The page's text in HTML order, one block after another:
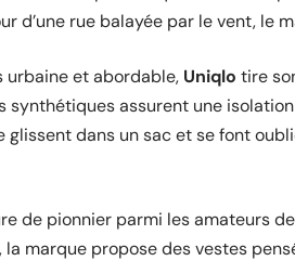
d’une rue balayée par le vent, le
urbaine et abordable, Uniqlo tire
synthétiques assurent une
glissent dans un sac et se font
de pionnier parmi les amateurs
marque propose des vestes